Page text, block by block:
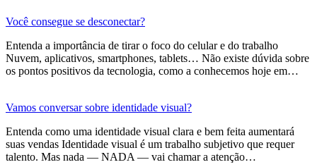
Você consegue se desconectar?
Entenda a importância de tirar o foco do celular e do trabalho
Nuvem, aplicativos, smartphones, tablets… Não existe dúvida sobre
os pontos positivos da tecnologia, como a conhecemos hoje em…
Vamos conversar sobre identidade visual?
Entenda como uma identidade visual clara e bem feita aumentará
suas vendas Identidade visual é um trabalho subjetivo que requer
talento. Mas nada — NADA — vai chamar a atenção…